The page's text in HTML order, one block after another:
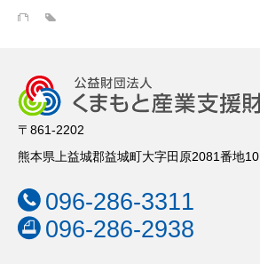
〒861-2202
熊本県上益城郡益城町大字田原2081番地10
096-286-3311
096-286-2938